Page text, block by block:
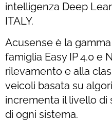
intelligenza Deep
ITALY.
Acusense è la
famiglia Easy IP 4.0 e
rilevamento e alla
veicoli basata su
incrementa il livello di
di ogni sistema.